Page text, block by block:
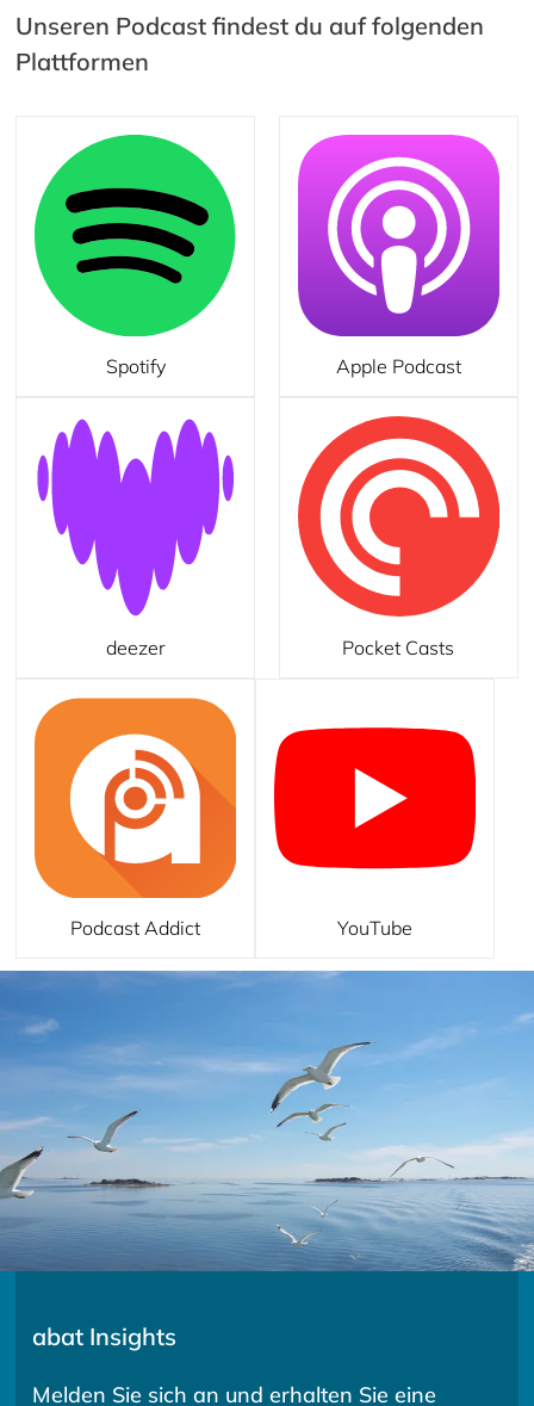
Unseren Podcast findest du auf folgenden
Plattformen
Spotify Apple Podcast
deezer Pocket Casts
Podcast Addict YouTube
abat Insights
Melden Sie sich an und erhalten Sie eine